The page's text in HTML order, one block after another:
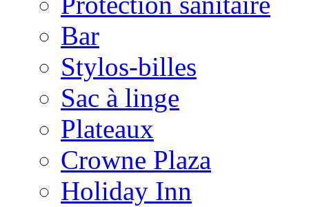
Bar
Stylos-billes
Sac à linge
Plateaux
Crowne Plaza
Holiday Inn